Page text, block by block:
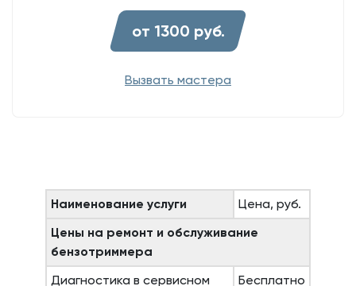
от 1300 руб.
Вызвать мастера
Наименование услуги
Цена, руб.
Цены на ремонт и обслуживание
бензотриммера
Диагностика в сервисном
Бесплатно